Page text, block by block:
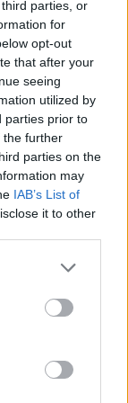
parties, or
for
opt-out
that after your
seeing
utilized by
parties prior to
the further
parties on the
may
IAB’s List of
it to other
more Google
may click to
party tags to
below Google
più di
La chiave
l’impatto può
quale
conscenari
alla
climatica
rischio e